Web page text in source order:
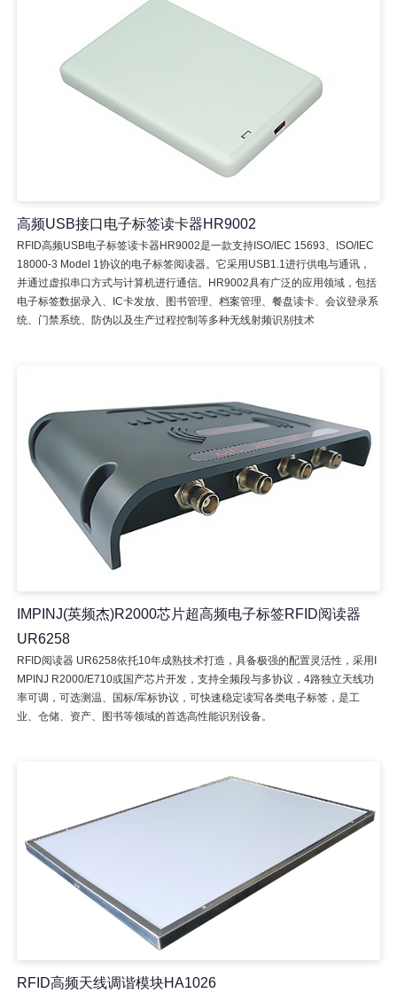
高频USB接口电子标签读卡器HR9002
RFID高频USB电子标签读卡器HR9002是一款支持ISO/IEC 15693、ISO/IEC
18000-3 Model 1协议的电子标签阅读器。它采用USB1.1进行供电与通讯，
并通过虚拟串口方式与计算机进行通信。HR9002具有广泛的应用领域，包括
电子标签数据录入、IC卡发放、图书管理、档案管理、餐盘读卡、会议登录系
统、门禁系统、防伪以及生产过程控制等多种无线射频识别技术
IMPINJ(英频杰)R2000芯片超高频电子标签RFID阅读器
UR6258
RFID阅读器 UR6258依托10年成熟技术打造，具备极强的配置灵活性，采用I
MPINJ R2000/E710或国产芯片开发，支持全频段与多协议，4路独立天线功
率可调，可选测温、国标/军标协议，可快速稳定读写各类电子标签，是工
业、仓储、资产、图书等领域的首选高性能识别设备。
RFID高频天线调谐模块HA1026